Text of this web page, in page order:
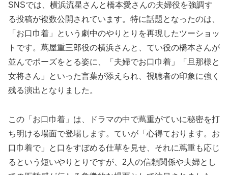
SNSでは、横浜流星さんと橋本愛さんの夫婦役を強調す
る投稿が複数公開されています。特に話題となったのは、
「お口巾着」という劇中のやりとりを再現したツーショッ
トです。蔦屋重三郎役の横浜さんと、てい役の橋本さんが
並んでポーズをとる姿に、「夫婦でお口巾着」「旦那様と
女将さん」といった言葉が添えられ、視聴者の印象に強く
残る演出となりました。
この「お口巾着」は、ドラマの中で蔦重がていに秘密を打
ち明ける場面で登場します。ていが「心得ております。お
口巾着で」と口をすぼめる仕草を見せ、それに蔦重も応じ
るという短いやりとりですが、2人の信頼関係や夫婦とし